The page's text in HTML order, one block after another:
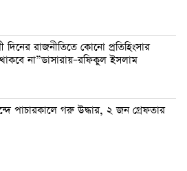
দিনের রাজনীতিতে কোনো প্রতিহিংসার
না”ডাসারায়–রফিকুল ইসলাম
পাচারকালে গরু উদ্ধার, ২ জন গ্রেফতার